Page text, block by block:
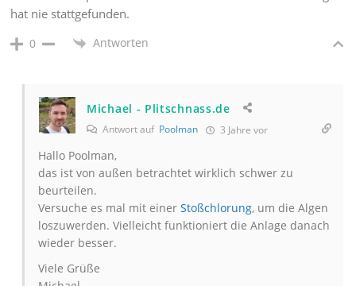
hat nie stattgefunden.
0 Antworten
Michael - Plitschnass.de
Antwort auf Poolman 3 Jahre vor
Hallo Poolman,
das ist von außen betrachtet wirklich schwer zu
beurteilen.
Versuche es mal mit einer Stoßchlorung, um die Algen
loszuwerden. Vielleicht funktioniert die Anlage danach
wieder besser.
Viele Grüße